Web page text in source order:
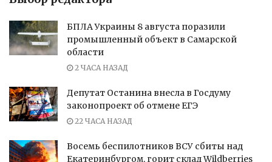
БПЛА Украины 8 августа поразили
промышленный объект в Самарской
области
2 ЧАСА НАЗАД
Депутат Останина внесла в Госдуму
законопроект об отмене ЕГЭ
22 ЧАСА НАЗАД
Восемь беспилотников ВСУ сбиты над
Екатеринбургом, горит склад Wildberries